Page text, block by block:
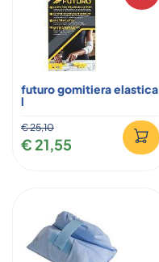
futuro gomitiera elastica
l
€ 25,10
€ 21,55